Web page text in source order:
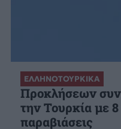
ΕΛΛΗΝΟΤΟΥΡΚΙΚΑ
Προκλήσεων
την Τουρκία με
παραβιάσεις